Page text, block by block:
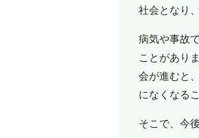
社会となり
病気や事故
ことがあり
会が進むと
になくなる
そこで、今